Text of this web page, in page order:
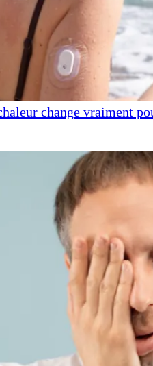
change vraiment